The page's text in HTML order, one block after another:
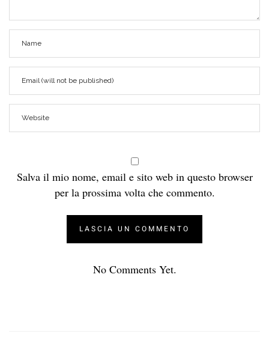
Salva il mio nome, email e sito web in questo browser
per la prossima volta che commento.
No Comments Yet.